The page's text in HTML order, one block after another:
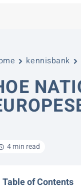
kennisbank
4 min read
Table of Contents